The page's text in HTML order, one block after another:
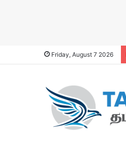
Friday, August 7 2026